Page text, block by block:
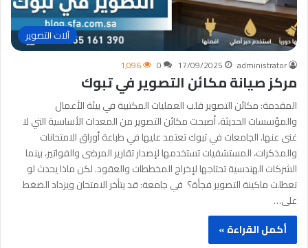
آلات التصوير
administrator
17/09/2025
0 1٬096
مركز صيانة مكائن التصوير في تبوك
المقدمة: مكائن التصوير قلب العمليات المكتبية في بيئة الأعمال
والمؤسسات الحديثة، أصبحت مكائن التصوير من المعدات الأساسية التي لا
غنى عنها. الجامعات في تبوك تعتمد عليها في طباعة أوراق الامتحانات
والمذكرات، المستشفيات تستخدمها لإصدار تقارير المرضى والفواتير، بينما
الشركات الهندسية تحتاجها لإخراج المخططات والعقود. لكن ماذا يحدث لو
تعطلت ماكينة التصوير فجأة؟ في جامعة: قد يتأخر الامتحان ويزداد الضغط
على…
أكمل القراءة »